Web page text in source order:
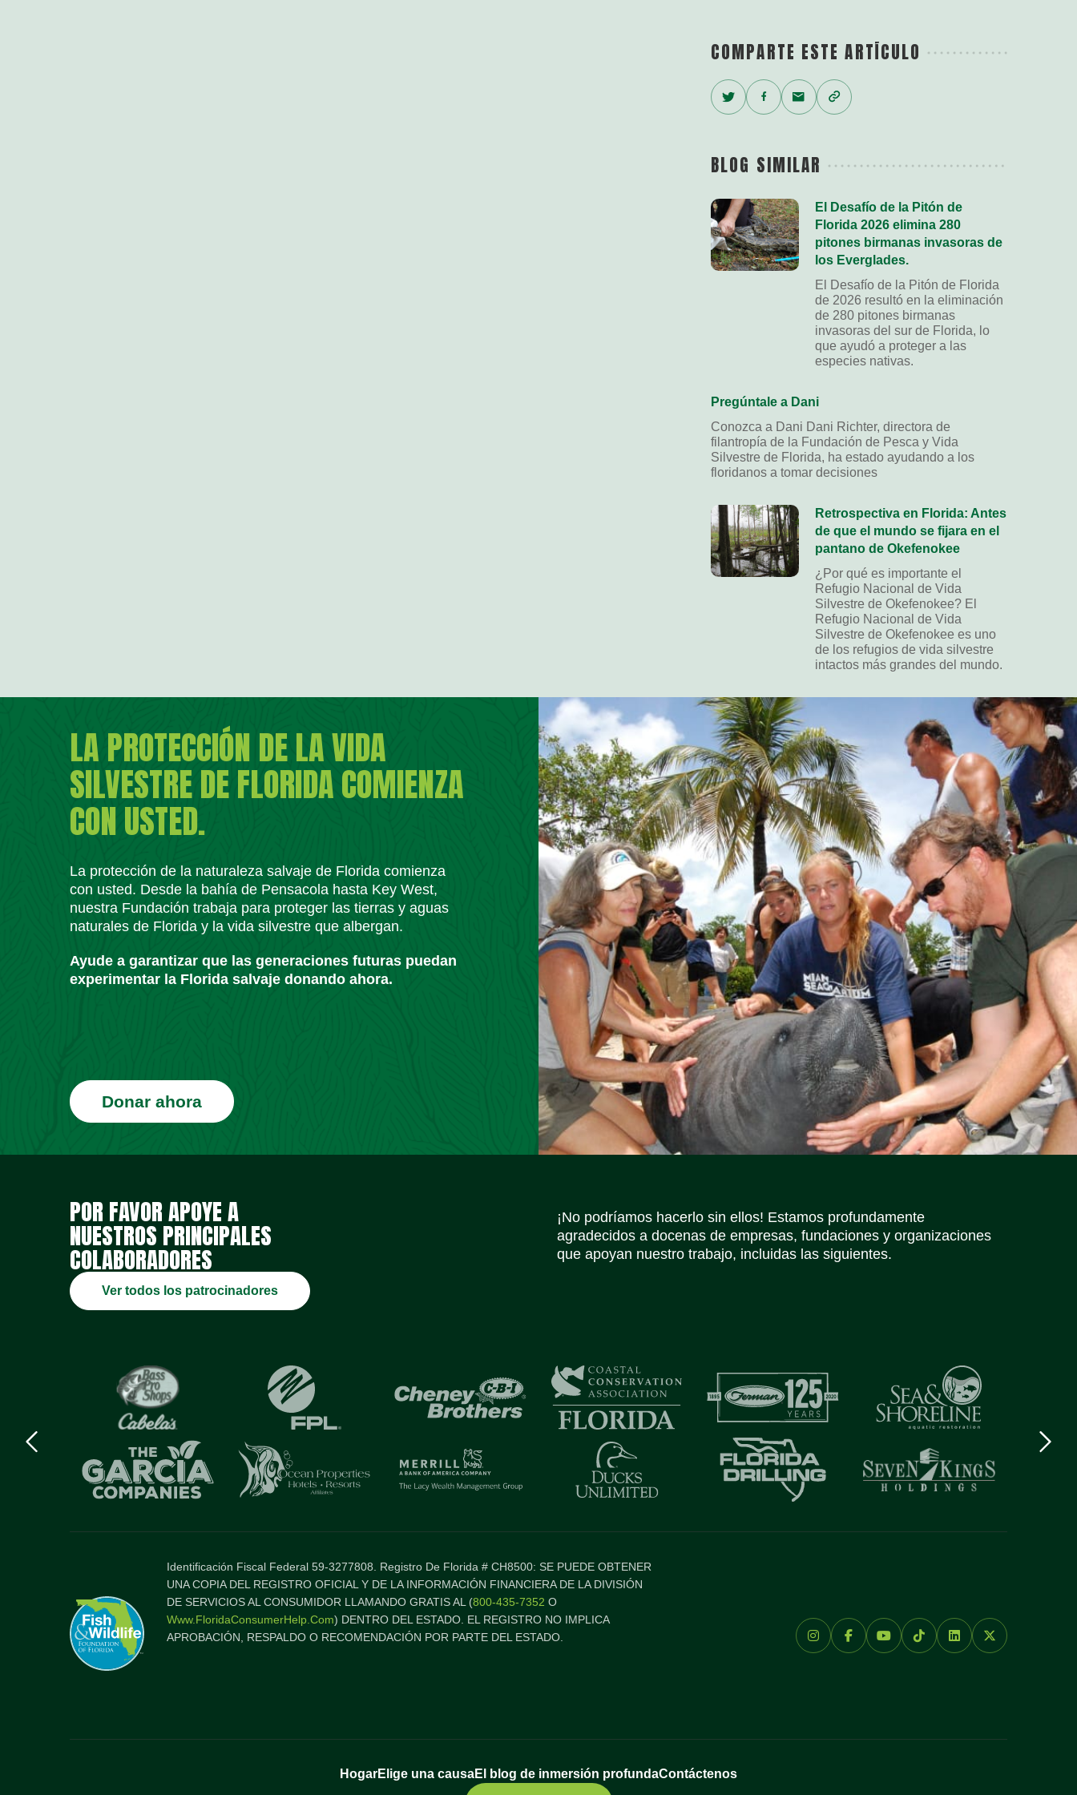
COMPARTE ESTE ARTÍCULO
Twitter
Facebook
Email
Copy
Link
BLOG SIMILAR
El Desafío de la Pitón de
Florida 2026 elimina 280
pitones birmanas invasoras de
los Everglades.
El Desafío de la Pitón de Florida
de 2026 resultó en la eliminación
de 280 pitones birmanas
invasoras del sur de Florida, lo
que ayudó a proteger a las
especies nativas.
Pregúntale a Dani
Conozca a Dani Dani Richter, directora de
filantropía de la Fundación de Pesca y Vida
Silvestre de Florida, ha estado ayudando a los
floridanos a tomar decisiones
Retrospectiva en Florida: Antes
de que el mundo se fijara en el
pantano de Okefenokee
¿Por qué es importante el
Refugio Nacional de Vida
Silvestre de Okefenokee? El
Refugio Nacional de Vida
Silvestre de Okefenokee es uno
de los refugios de vida silvestre
intactos más grandes del mundo.
LA PROTECCIÓN DE LA VIDA
SILVESTRE DE FLORIDA COMIENZA
CON USTED.
La protección de la naturaleza salvaje de Florida comienza
con usted. Desde la bahía de Pensacola hasta Key West,
nuestra Fundación trabaja para proteger las tierras y aguas
naturales de Florida y la vida silvestre que albergan.
Ayude a garantizar que las generaciones futuras puedan
experimentar la Florida salvaje donando ahora.
Donar ahora
POR FAVOR APOYE A
NUESTROS PRINCIPALES
COLABORADORES
¡No podríamos hacerlo sin ellos! Estamos profundamente
agradecidos a docenas de empresas, fundaciones y organizaciones
que apoyan nuestro trabajo, incluidas las siguientes.
Ver todos los patrocinadores
Previous
logo
Identificación Fiscal Federal 59-3277808. Registro De Florida # CH8500: SE PUEDE OBTENER
UNA COPIA DEL REGISTRO OFICIAL Y DE LA INFORMACIÓN FINANCIERA DE LA DIVISIÓN
DE SERVICIOS AL CONSUMIDOR LLAMANDO GRATIS AL (800-435-7352 O
Www.FloridaConsumerHelp.com) DENTRO DEL ESTADO. EL REGISTRO NO IMPLICA
APROBACIÓN, RESPALDO O RECOMENDACIÓN POR PARTE DEL ESTADO.
Iconos de redes socialesIconos de redes socialesIconos de redes socialesIconos de redes socialesIconos de redes socialesIconos de redes sociales
HogarElige una causaEl blog de inmersión profundaContáctenos